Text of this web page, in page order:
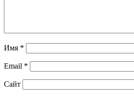
Имя *
Email *
Сайт